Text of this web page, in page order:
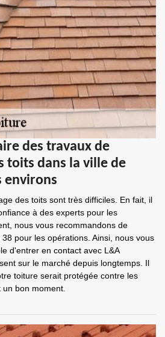
des travaux de
toits dans la ville de
environs
des toits sont très difficiles. En fait, il
à des experts pour les
nous vous recommandons de
pour les opérations. Ainsi, nous vous
d'entrer en contact avec L&A
sur le marché depuis longtemps. Il
toiture serait protégée contre les
bon moment.